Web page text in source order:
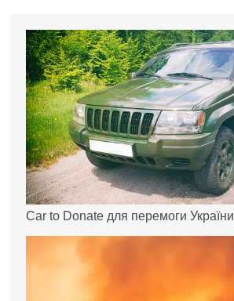
Car to Donate для перемоги України